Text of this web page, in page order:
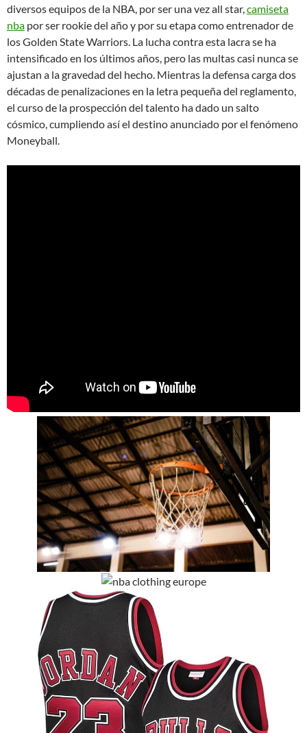
diversos equipos de la NBA, por ser una vez all star,camiseta
nba por ser rookie del año y por su etapa como entrenador de
los Golden State Warriors. La lucha contra esta lacra se ha
intensificado en los últimos años, pero las multas casi nunca se
ajustan a la gravedad del hecho. Mientras la defensa carga dos
décadas de penalizaciones en la letra pequeña del reglamento,
el curso de la prospección del talento ha dado un salto
cósmico, cumpliendo así el destino anunciado por el fenómeno
Moneyball.